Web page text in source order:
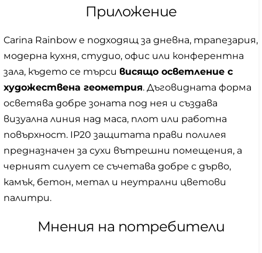
Приложение
Carina Rainbow е подходящ за дневна, трапезария,
модерна кухня, студио, офис или конферентна
зала, където се търси висящо осветление с
художествена геометрия. Дъговидната форма
осветява добре зоната под нея и създава
визуална линия над маса, плот или работна
повърхност. IP20 защитата прави полилея
предназначен за сухи вътрешни помещения, а
черният силует се съчетава добре с дърво,
камък, бетон, метал и неутрални цветови
палитри.
Мнения на потребители